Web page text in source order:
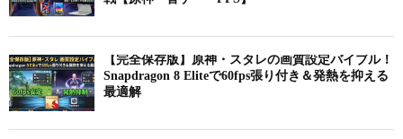
【完全保存版】原神・スタレの画質設定バイブル！
Snapdragon 8 Eliteで60fps張り付き＆発熱を抑える
最適解